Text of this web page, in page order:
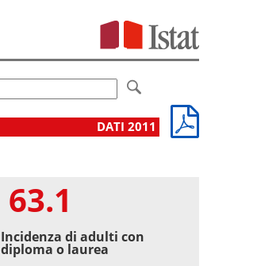
DATI 2011
63.1
Incidenza di adulti con
diploma o laurea